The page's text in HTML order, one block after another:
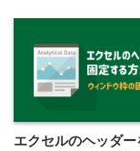
エクセルのヘッダ